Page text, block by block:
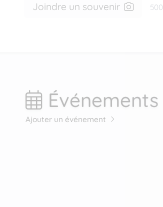
Joindre un souvenir 500
Événements
Ajouter un événement